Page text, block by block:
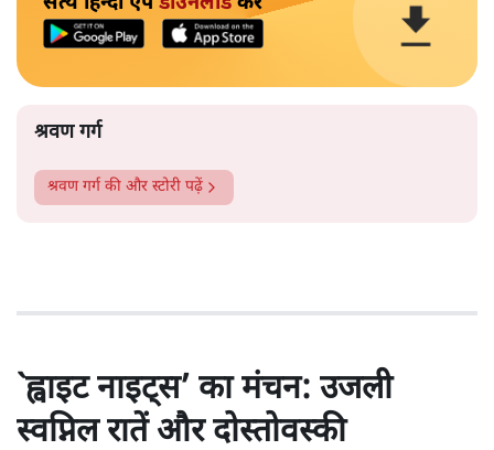
श्रवण गर्ग
श्रवण गर्ग की और स्टोरी पढ़ें
`ह्वाइट नाइट्स’ का मंचन: उजली
स्वप्निल रातें और दोस्तोवस्की